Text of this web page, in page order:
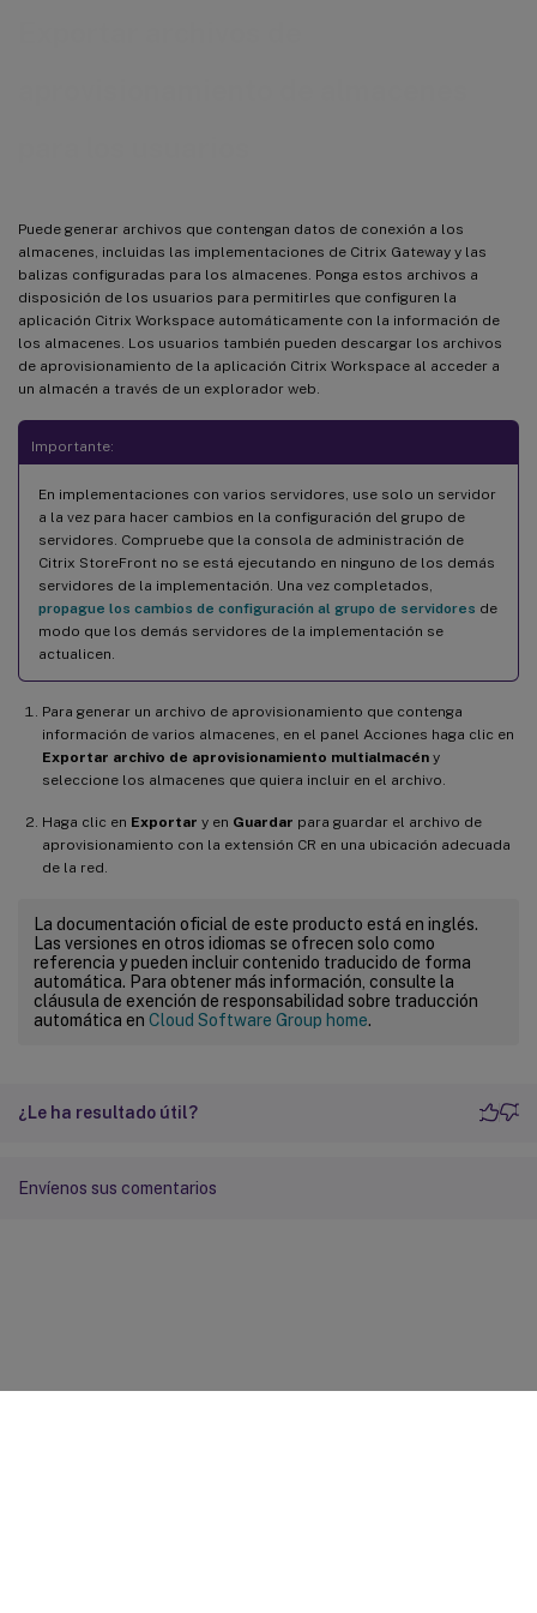
Puede generar archivos que contengan datos de conexión a los
almacenes, incluidas las implementaciones de Citrix Gateway y las
balizas configuradas para los almacenes. Ponga estos archivos a
disposición de los usuarios para permitirles que configuren la
aplicación Citrix Workspace automáticamente con la información de
los almacenes. Los usuarios también pueden descargar los archivos
de aprovisionamiento de la aplicación Citrix Workspace al acceder a
un almacén a través de un explorador web.
Importante:
En implementaciones con varios servidores, use solo un servidor
a la vez para hacer cambios en la configuración del grupo de
servidores. Compruebe que la consola de administración de
Citrix StoreFront no se está ejecutando en ninguno de los demás
servidores de la implementación. Una vez completados,
propague los cambios de configuración al grupo de servidores de
modo que los demás servidores de la implementación se
actualicen.
Para generar un archivo de aprovisionamiento que contenga
información de varios almacenes, en el panel Acciones haga clic en
Exportar archivo de aprovisionamiento multialmacén y
seleccione los almacenes que quiera incluir en el archivo.
Haga clic en Exportar y en Guardar para guardar el archivo de
aprovisionamiento con la extensión CR en una ubicación adecuada
de la red.
La documentación oficial de este producto está en inglés.
Las versiones en otros idiomas se ofrecen solo como
referencia y pueden incluir contenido traducido de forma
automática. Para obtener más información, consulte la
cláusula de exención de responsabilidad sobre traducción
automática en Cloud Software Group home.
¿Le ha resultado útil?
Envíenos sus comentarios